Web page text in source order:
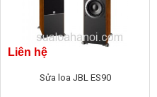
Liên hệ
Sửa loa JBL ES90